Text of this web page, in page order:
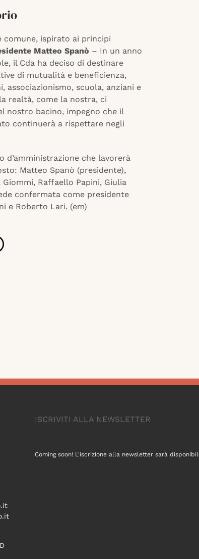
comune, ispirato ai principi
Matteo Spanò – In un anno
il Cda ha deciso di destinare
di mutualità e beneficienza,
associazionismo, scuola, anziani e
realtà, come la nostra, ci
nostro bacino, impegno che il
continuerà a rispettare negli
d’amministrazione che lavorerà
Matteo Spanò (presidente),
Raffaello Papini, Giulia
confermata come presidente
e Roberto Lari. (em)
ISCRIVITI ALLA NEWSLETTER
Coming soon! L'iscrizione alla newsletter sarà